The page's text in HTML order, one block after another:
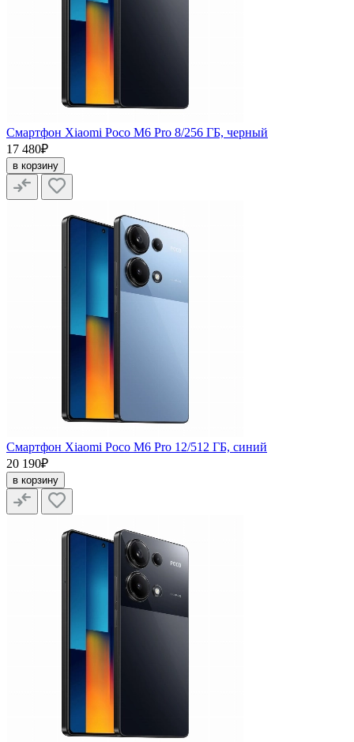
Смартфон Xiaomi Poco M6 Pro 8/256 ГБ, черный
17 480₽
в корзину
Смартфон Xiaomi Poco M6 Pro 12/512 ГБ, синий
20 190₽
в корзину